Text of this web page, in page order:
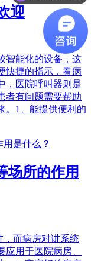
迎
智能化的设备，这
快捷的指示，看病
，医院呼叫器则是
者有问题需要帮助
。1、能提供便利的
场所的作用
，而病房对讲系统
用于医院病房、
产品资料